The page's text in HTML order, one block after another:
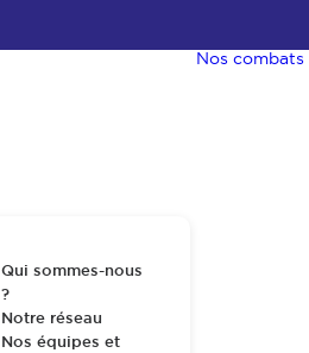
Qui sommes-nous
?
Notre réseau
Nos équipes et
Nos combats